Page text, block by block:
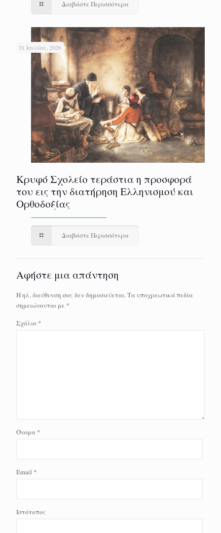
Διαβάστε Περισσότερα
31 Ιουλίου, 2026
Κρυφό Σχολείο τεράστια η προσφορά
του εις την διατήρηση Ελληνισμού και
Ορθοδοξίας
Διαβάστε Περισσότερα
Αφήστε μια απάντηση
Η ηλ. διεύθυνση σας δεν δημοσιεύεται.Τα υποχρεωτικά πεδία
σημειώνονται με *
Σχόλιο *
Όνομα *
Email *
Ιστότοπος